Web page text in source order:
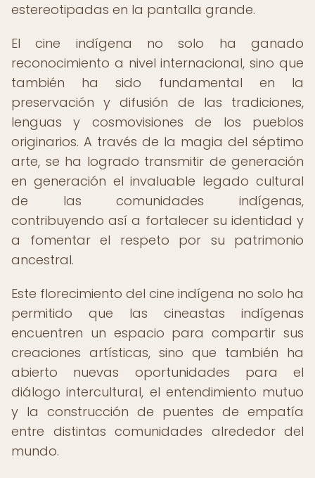
estereotipadas en la pantalla grande.
El cine indígena no solo ha ganado
reconocimiento a nivel internacional, sino que
también ha sido fundamental en la
preservación y difusión de las tradiciones,
lenguas y cosmovisiones de los pueblos
originarios. A través de la magia del séptimo
arte, se ha logrado transmitir de generación
en generación el invaluable legado cultural
de las comunidades indígenas,
contribuyendo así a fortalecer su identidad y
a fomentar el respeto por su patrimonio
ancestral.
Este florecimiento del cine indígena no solo ha
permitido que las cineastas indígenas
encuentren un espacio para compartir sus
creaciones artísticas, sino que también ha
abierto nuevas oportunidades para el
diálogo intercultural, el entendimiento mutuo
y la construcción de puentes de empatía
entre distintas comunidades alrededor del
mundo.